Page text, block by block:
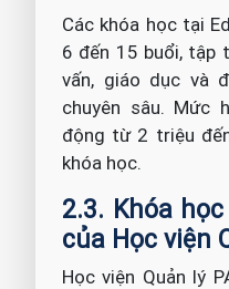
Các khóa học tại
6 đến 15 buổi, tập
vấn, giáo dục và
chuyên sâu. Mức
động từ 2 triệu
khóa học.
2.3. Khóa
của Học viện
Học viện Quản lý